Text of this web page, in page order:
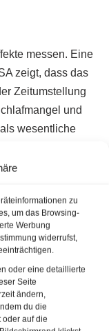
zu
um das Browsing-
Werbung
widerrufst,
oder eine detaillierte
Seite
ändern,
du die
auf die
messen. Eine
zeigt, dass das
Zeitumstellung
und
wesentliche
wiederholt
kognitive
Herz-Kreislauf-
Langfristige
als weniger